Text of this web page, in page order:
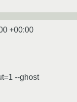
+00:00
--ghost